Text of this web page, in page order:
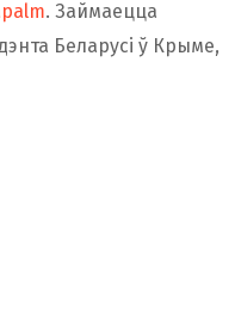
. Займаецца
Беларусі ў Крыме,